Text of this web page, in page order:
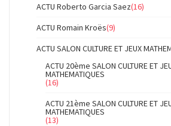
ACTU Roberto Garcia Saez(16)
ACTU Romain Kroës(9)
ACTU SALON CULTURE ET JEUX
ACTU 20ème SALON CULTURE ET
MATHEMATIQUES
(16)
ACTU 21ème SALON CULTURE ET
MATHEMATIQUES
(13)